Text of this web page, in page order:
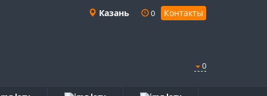
Казань 0 Контакты
0